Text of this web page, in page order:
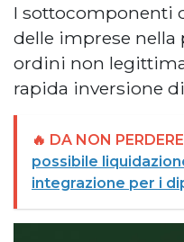
I sottocomponenti
delle imprese nella
ordini non
rapida inversione
🔥 DA NON
possibile
integrazione per i